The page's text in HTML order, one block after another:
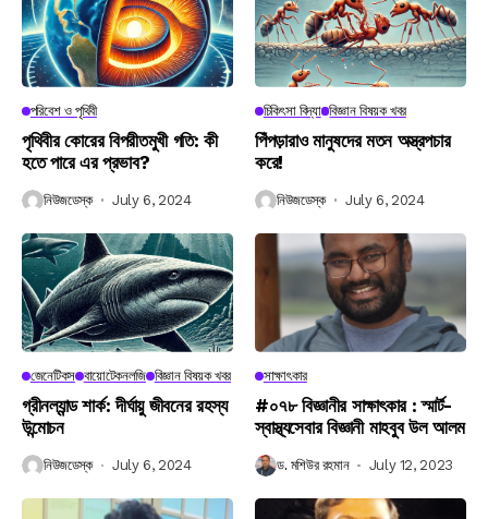
পরিবেশ ও পৃথিবী
পৃথিবীর কোরের বিপরীতমুখী গতি: কী
হতে পারে এর প্রভাব?
নিউজডেস্ক July 6, 2024
চিকিৎসা বিদ্যা বিজ্ঞান বিষয়ক খবর
পিঁপড়ারাও মানুষদের মতন অস্ত্রপচার
করে!
নিউজডেস্ক July 6, 2024
জেনেটিকস বায়োটেকনলজি বিজ্ঞান বিষয়ক খবর
গ্রীনল্যান্ড শার্ক: দীর্ঘায়ু জীবনের রহস্য
উন্মোচন
নিউজডেস্ক July 6, 2024
সাক্ষাৎকার
#০৭৮ বিজ্ঞানীর সাক্ষাৎকার : স্মার্ট-
স্বাস্থ্যসেবার বিজ্ঞানী মাহবুব উল আলম
ড. মশিউর রহমান July 12, 2023